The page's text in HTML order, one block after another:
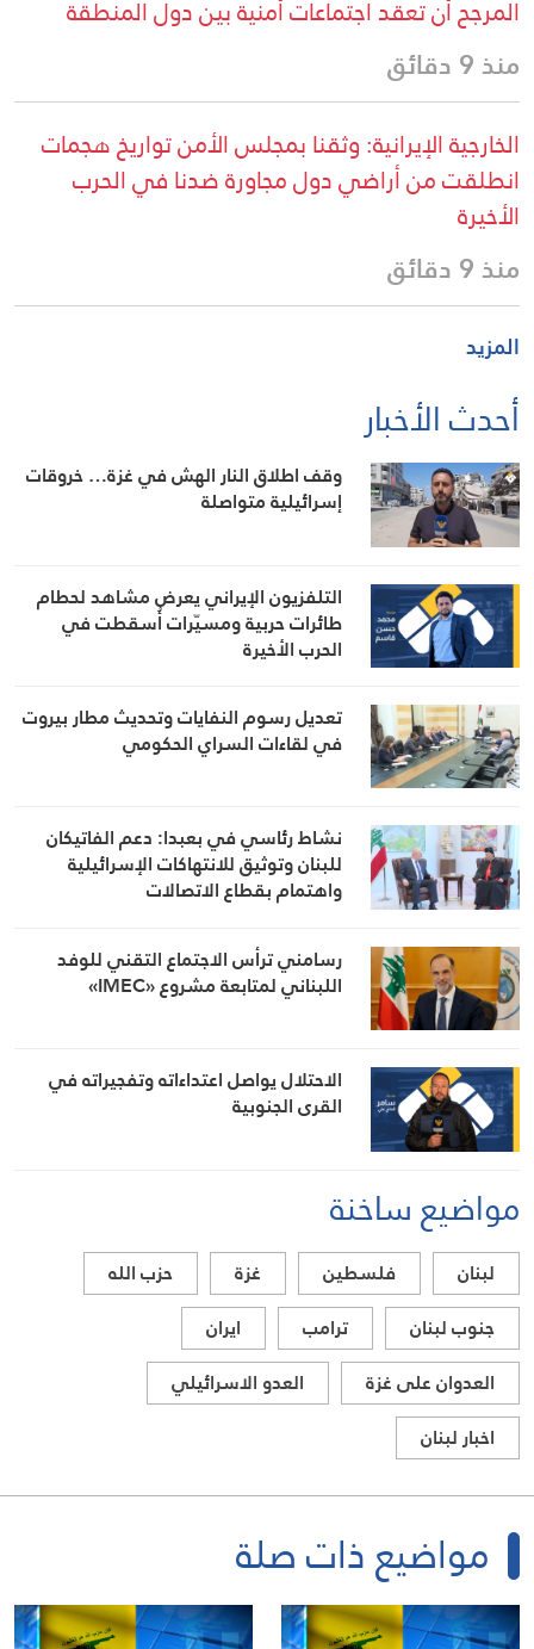
المرجح أن تعقد اجتماعات أمنية بين دول المنطقة
منذ 9 دقائق
الخارجية الإيرانية: وثقنا بمجلس الأمن تواريخ هجمات
انطلقت من أراضي دول مجاورة ضدنا في الحرب
الأخيرة
منذ 9 دقائق
المزيد
أحدث الأخبار
وقف اطلاق النار الهش في غزة… خروقات
إسرائيلية متواصلة
التلفزيون الإيراني يعرض مشاهد لحطام
طائرات حربية ومسيّرات أُسقطت في
الحرب الأخيرة
تعديل رسوم النفايات وتحديث مطار بيروت
في لقاءات السراي الحكومي
نشاط رئاسي في بعبدا: دعم الفاتيكان
للبنان وتوثيق للانتهاكات الإسرائيلية
واهتمام بقطاع الاتصالات
رسامني ترأس الاجتماع التقني للوفد
اللبناني لمتابعة مشروع «IMEC»
الاحتلال يواصل اعتداءاته وتفجيراته في
القرى الجنوبية
مواضيع ساخنة
لبنان فلسطين غزة
حزب الله
جنوب لبنان
ترامب
ايران
العدوان على غزة
العدو الاسرائيلي
اخبار لبنان
مواضيع ذات صلة